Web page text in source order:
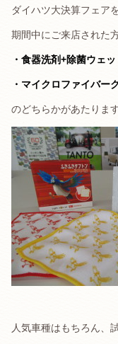
ダイハツ大決算フェア
期間中にご来店された
・食器洗剤+除菌ウェ
・マイクロファイバー
のどちらかがあたりま
人気車種はもちろん、